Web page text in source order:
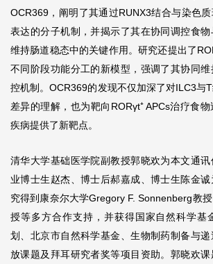
OCR369，阐明了其通过RUNX3结合与染色
表达的分子机制，并揭示了其在协同调控食物
维持肠道稳态中的关键作用。研究还提出了
不同阶段功能分工的新模型，强调了其协同
控机制。OCR369的发现不仅加深了对ILC3与
差异的理解，也为靶向RORγt⁺ APCs治疗食
疾病提供了新靶点。
清华大学基础医学院副教授郭晓欢为本文通
业博士生赵杰、博士后郝嘉成、博士生陈金
究得到康奈尔大学Gregory F. Sonnenberg教
授等多方合作支持，并获得国家自然科学基
划、北京市自然科学基金、生物制药制备与
放课题及拜耳研究者奖等项目资助。郭晓欢